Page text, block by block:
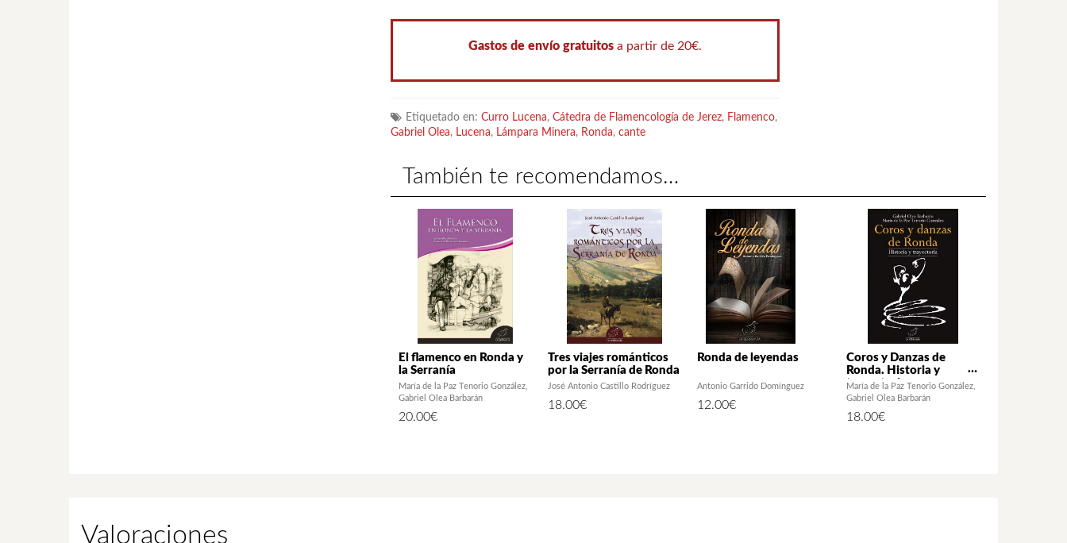
Gastos de envío gratuitosa partir de 20€.
Etiquetado en: Curro Lucena, Cátedra de Flamencología de Jerez, Flamenco,
Gabriel Olea, Lucena, Lámpara Minera, Ronda, cante
También te recomendamos…
El flamenco en Ronda y
la Serranía
María de la Paz Tenorio González
Gabriel Olea Barbarán
20.00€
Tres viajes románticos
por la Serranía de Ronda
José Antonio Castillo Rodríguez
18.00€
Ronda de leyendas
Antonio Garrido Domínguez
12.00€
Coros y Danzas de
Ronda. Historia y
trayectoria
María de la Paz Tenorio González
Gabriel Olea Barbarán
18.00€
Valoraciones